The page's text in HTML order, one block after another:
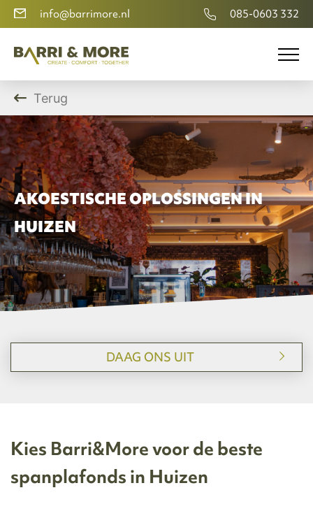
info@barrimore.nl 085-0603 332
Terug
AKOESTISCHE OPLOSSINGEN IN
HUIZEN
DAAG ONS UIT
Kies Barri&More voor de beste
spanplafonds in Huizen